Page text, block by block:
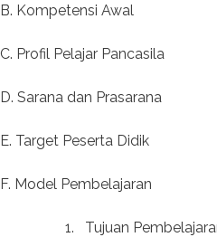
B. Kompetensi Awal
C. Profil Pelajar Pancasila
D. Sarana dan Prasarana
E. Target Peserta Didik
F. Model Pembelajaran
1. Tujuan